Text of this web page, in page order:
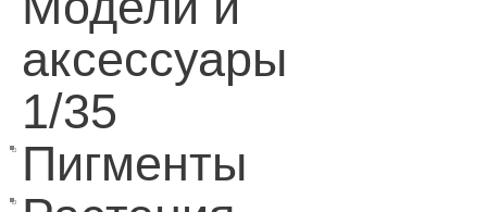
аксессуары
1/35
Пигменты